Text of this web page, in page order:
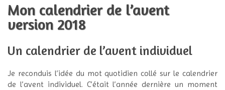
Mon calendrier de l’avent
version 2018
Un calendrier de l’avent individuel
Je reconduis l’idée du mot quotidien collé sur le calendrier
de l’avent individuel. C’était l’année dernière un moment